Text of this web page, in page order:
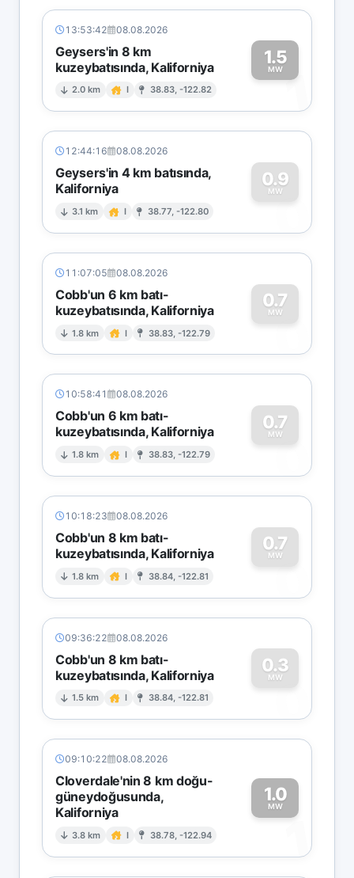
13:53:42 08.08.2026
Geysers'in 8 km
kuzeybatısında, Kaliforniya
2.0 km I 38.83, -122.82
1.5
MW1
12:44:16 08.08.2026
Geysers'in 4 km batısında,
Kaliforniya
3.1 km I 38.77, -122.80
0.9
MW
0
11:07:05 08.08.2026
Cobb'un 6 km batı-
kuzeybatısında, Kaliforniya
1.8 km I 38.83, -122.79
0.7
MW
0
10:58:41 08.08.2026
Cobb'un 6 km batı-
kuzeybatısında, Kaliforniya
1.8 km I 38.83, -122.79
0.7
MW
0
10:18:23 08.08.2026
Cobb'un 8 km batı-
kuzeybatısında, Kaliforniya
1.8 km I 38.84, -122.81
0.7
MW
0
09:36:22 08.08.2026
Cobb'un 8 km batı-
kuzeybatısında, Kaliforniya
1.5 km I 38.84, -122.81
0.3
MW
0
09:10:22 08.08.2026
Cloverdale'nin 8 km doğu-
güneydoğusunda,
Kaliforniya
3.8 km I 38.78, -122.94
1.0
MW
1